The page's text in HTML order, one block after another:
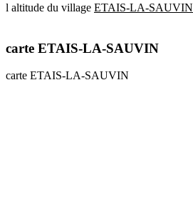
l altitude du village ETAIS-LA-SAUVIN
carte ETAIS-LA-SAUVIN
carte ETAIS-LA-SAUVIN